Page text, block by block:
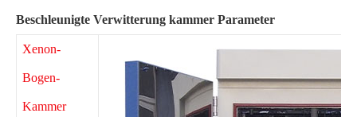
Beschleunigte Verwitterung kammer Parameter
Xenon-
Bogen-
Kammer